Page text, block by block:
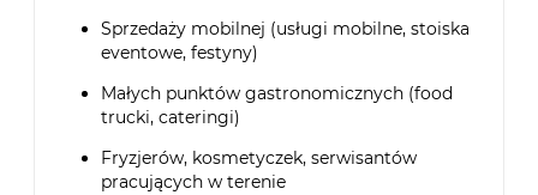
Sprzedaży mobilnej (usługi mobilne, stoiska
eventowe, festyny)
Małych punktów gastronomicznych (food
trucki, cateringi)
Fryzjerów, kosmetyczek, serwisantów
pracujących w terenie